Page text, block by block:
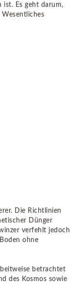
ist. Es geht darum,
Die Richtlinien
Dünger
verfehlt jedoch
ohne
betrachtet
des Kosmos sowie